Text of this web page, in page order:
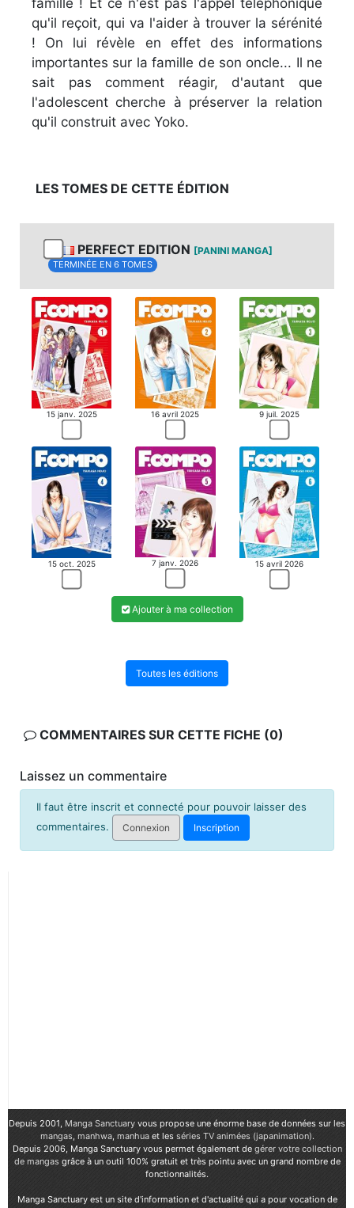
qu'il reçoit, qui va l'aider à trouver la sérénité
! On lui révèle en effet des informations
importantes sur la famille de son oncle... Il ne
sait pas comment réagir, d'autant que
l'adolescent cherche à préserver la relation
qu'il construit avec Yoko.
LES TOMES DE CETTE ÉDITION
PERFECT EDITION [PANINI MANGA]
TERMINÉE EN 6 TOMES
15 janv. 2025 16 avril 2025 9 juil. 2025
15 oct. 2025 7 janv. 2026 15 avril 2026
Ajouter à ma collection
Toutes les éditions
COMMENTAIRES SUR CETTE FICHE (0)
Laissez un commentaire
Il faut être inscrit et connecté pour pouvoir laisser des
commentaires.
Connexion Inscription
Depuis 2001, Manga Sanctuary vous propose une énorme base de données sur les
mangas, manhwa, manhuaet les séries TV animées (japanimation).
Depuis 2006, Manga Sanctuary vous permet également de gérer votre collection
de mangasgrâce à un outil 100% gratuit et très pointu avec un grand nombre de
fonctionnalités.
Manga Sanctuary est un site d'information et d'actualité qui a pour vocation de